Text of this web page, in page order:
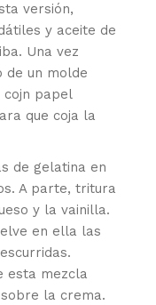
versión,
y aceite de
Una vez
de un molde
cojn papel
que coja la
de gelatina en
A parte, tritura
y la vainilla.
en ella las
esta mezcla
la crema.